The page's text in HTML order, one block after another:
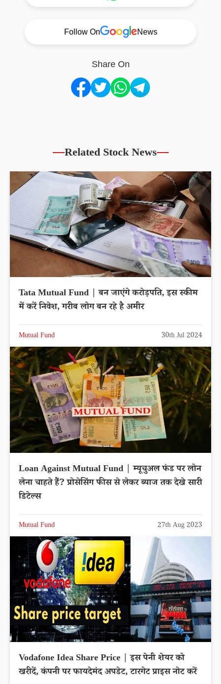
Follow On News
Share On
Related Stock News
Tata Mutual Fund | बन जाएंगे करोड़पति, इस स्कीम
में करें निवेश, गरीब लोग बन रहे है अमीर
Mutual Fund 30th Jul 2024
Loan Against Mutual Fund | म्यूचुअल फंड पर लोन
लेना चाहते हैं? प्रोसेसिंग फीस से लेकर ब्याज तक देखे सारी
डिटेल्स
Mutual Fund 27th Aug 2023
Vodafone Idea Share Price | इस पेनी शेयर को
खरीदें, कंपनी पर फायदेमंद अपडेट, टारगेट प्राइस नोट करें